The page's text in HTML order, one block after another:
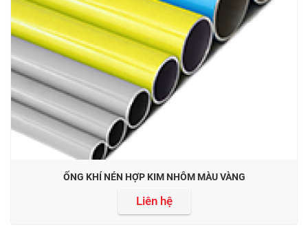
ỐNG KHÍ NÉN HỢP KIM NHÔM MÀU VÀNG
Liên hệ